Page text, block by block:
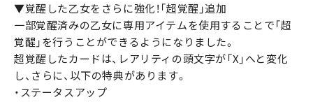
▼覚醒した乙女をさらに強化！「超覚醒」追加
一部覚醒済みの乙女に専用アイテムを使用することで「超
覚醒」を行うことができるようになりました。
超覚醒したカードは、レアリティの頭文字が「X」へと変化
し、さらに、以下の特典があります。
・ステータスアップ